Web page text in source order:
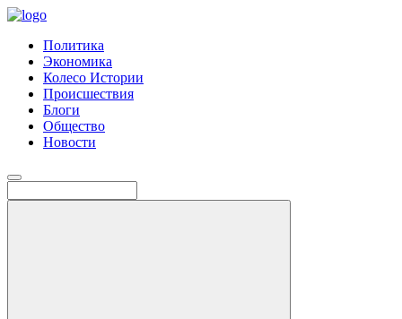
Политика
Экономика
Колесо Истории
Происшествия
Блоги
Общество
Новости